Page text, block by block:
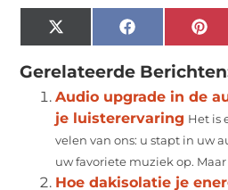
X
(Twitter)
Facebook
Gerelateerde
Audio upgrade in de
je luisterervaring Het is
velen van ons: u stapt in uw
uw favoriete muziek op. Maar
Hoe dakisolatie je